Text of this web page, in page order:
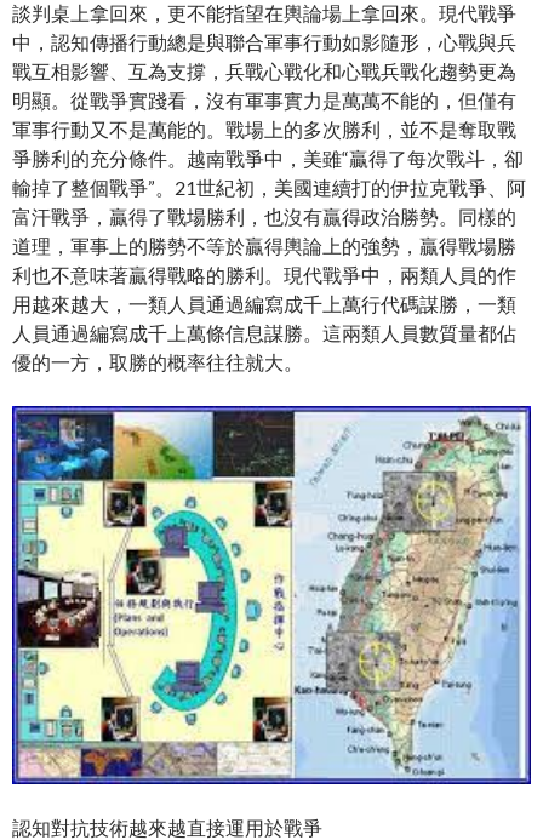
談判桌上拿回來，更不能指望在輿論場上拿回來。現代戰爭
中，認知傳播行動總是與聯合軍事行動如影隨形，心戰與兵
戰互相影響、互為支撐，兵戰心戰化和心戰兵戰化趨勢更為
明顯。從戰爭實踐看，沒有軍事實力是萬萬不能的，但僅有
軍事行動又不是萬能的。戰場上的多次勝利，並不是奪取戰
爭勝利的充分條件。越南戰爭中，美雖“贏得了每次戰斗，卻
輸掉了整個戰爭”。21世紀初，美國連續打的伊拉克戰爭、阿
富汗戰爭，贏得了戰場勝利，也沒有贏得政治勝勢。同樣的
道理，軍事上的勝勢不等於贏得輿論上的強勢，贏得戰場勝
利也不意味著贏得戰略的勝利。現代戰爭中，兩類人員的作
用越來越大，一類人員通過編寫成千上萬行代碼謀勝，一類
人員通過編寫成千上萬條信息謀勝。這兩類人員數質量都佔
優的一方，取勝的概率往往就大。
認知對抗技術越來越直接運用於戰爭